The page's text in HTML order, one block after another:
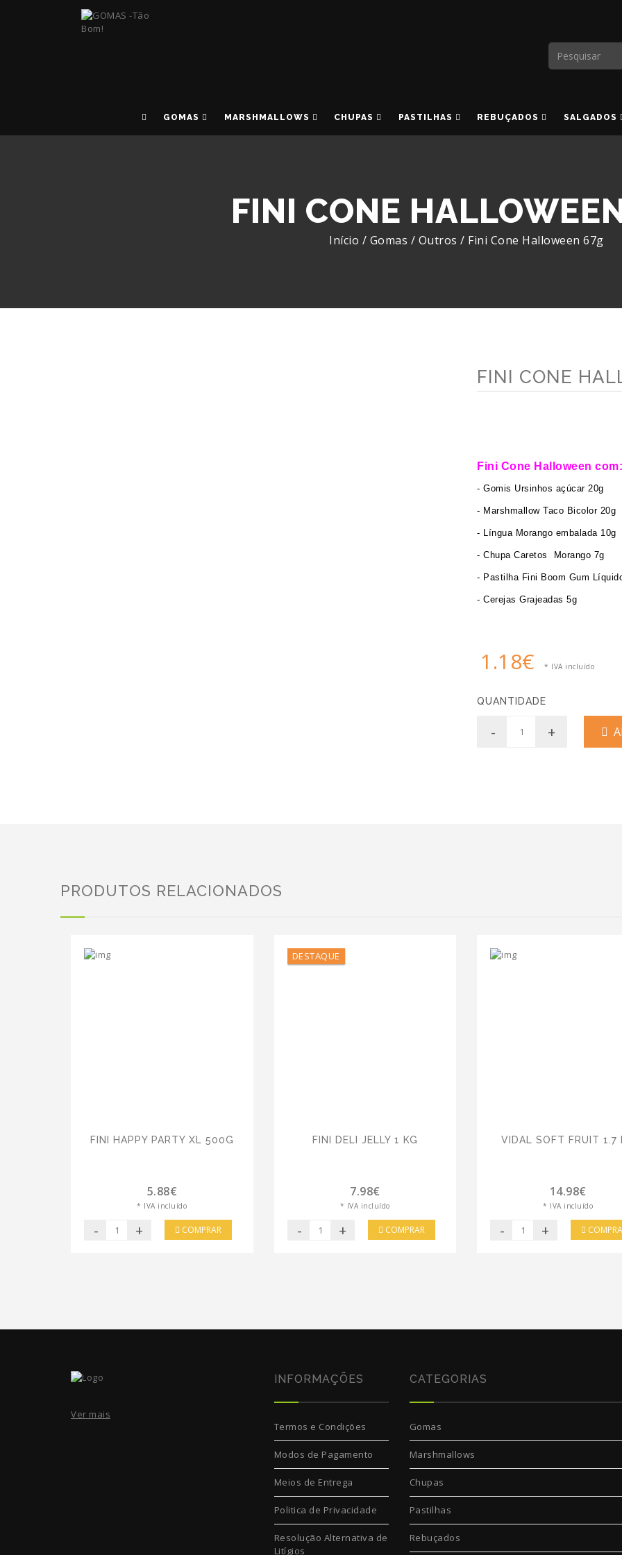
GOMAS MARSHMALLOWS CHUPAS PASTILHAS REBUÇADOS SALGADOS
FINI CONE
Início / Gomas / Outros/ Fini Cone Halloween 67g
FINI CONE
Fini Cone Halloween com:
- Gomis Ursinhos açúcar 20g
- Marshmallow Taco Bicolor 20g
- Língua Morango embalada 10g
- Chupa Caretos Morango 7g
- Pastilha Fini Boom Gum
- Cerejas Grajeadas 5g
1.18€ * IVA incluído
QUANTIDADE
- +
PRODUTOS RELACIONADOS
FINI HAPPY PARTY XL 500G
5.88€
* IVA incluído
- + COMPRAR
DESTAQUE
FINI DELI JELLY 1 KG
7.98€
* IVA incluído
- + COMPRAR
VIDAL SOFT FRUIT 1.7
14.98€
* IVA incluído
- +
Ver mais
INFORMAÇÕES
Termos e Condições
Modos de Pagamento
Meios de Entrega
Politica de Privacidade
Resolução Alternativa de
Litígios
CATEGORIAS
Gomas
Marshmallows
Chupas
Pastilhas
Rebuçados